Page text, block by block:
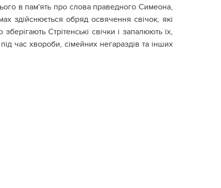
в пам'ять про слова праведного Симеона,
здійснюється обряд освячення свічок, які
Стрітенські свічки і запалюють їх,
час хвороби, сімейних негараздів та інших